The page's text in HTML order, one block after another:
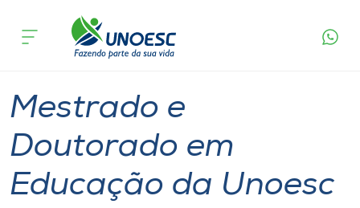
Cursos
Pesquisa
Atendimento ao Estudante
acontece
abril
Mestrado e
Doutorado em
Educação da Unoesc